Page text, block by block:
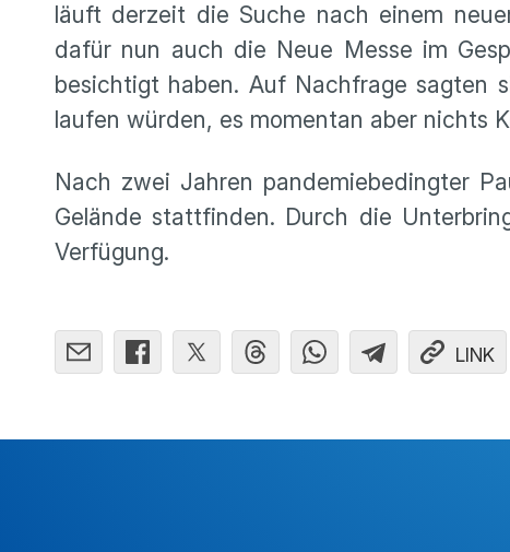
läuft derzeit die Suche nach einem
dafür nun auch die Neue Messe im
besichtigt haben. Auf Nachfrage sagten
laufen würden, es momentan aber nichts
Nach zwei Jahren pandemiebedingter
Gelände stattfinden. Durch die
Verfügung.
LINK